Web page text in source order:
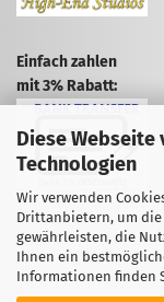
Diese Webseite
Technologien
Wir verwenden
Drittanbietern, um
gewährleisten, die
Ihnen ein
Informationen finden
Einfach zahlen
mit 3% Rabatt: